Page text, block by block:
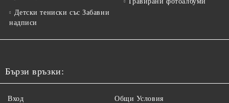
Детски тениски със Забавни
надписи
Бързи връзки:
Вход Общи Условия